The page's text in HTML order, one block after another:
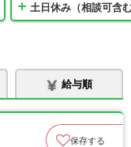
土日休み（相談可含
給与順
保存する